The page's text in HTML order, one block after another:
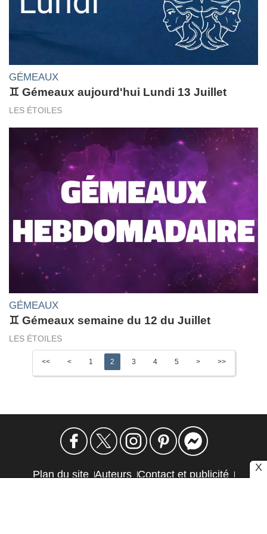
GÉMEAUX
♊ Gémeaux aujourd'hui Lundi 13 Juillet
LES ÉTOILES
GÉMEAUX
♊ Gémeaux semaine du 12 du Juillet
LES ÉTOILES
X
<< < 1 2 3 4 5 > >>
Plan du site Auteurs Contact et publicité